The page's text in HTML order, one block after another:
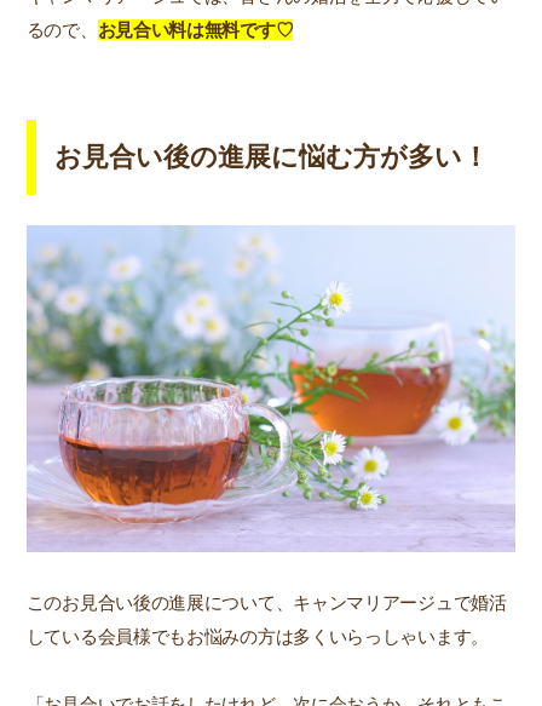
るので、 お見合い料は無料です♡
お見合い後の進展に悩む方が多い！
このお見合い後の進展について、キャンマリアージュで婚活
している会員様でもお悩みの方は多くいらっしゃいます。